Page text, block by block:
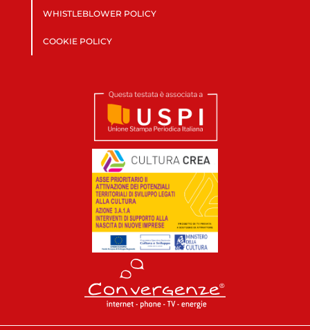
WHISTLEBLOWER POLICY
COOKIE POLICY